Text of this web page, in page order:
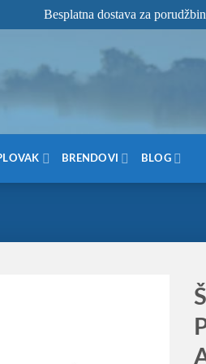
MESTU!
BRENDOVI BLOG
Besplatna dostava za